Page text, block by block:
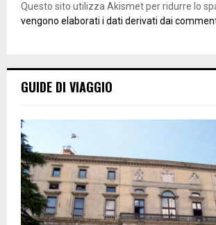
Questo sito utilizza Akismet per ridurre lo
vengono elaborati i dati derivati dai
GUIDE DI VIAGGIO